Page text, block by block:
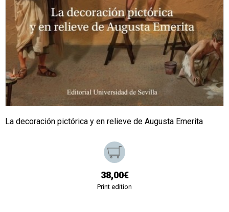
La decoración pictórica y en relieve de Augusta Emerita
38,00€
Print edition